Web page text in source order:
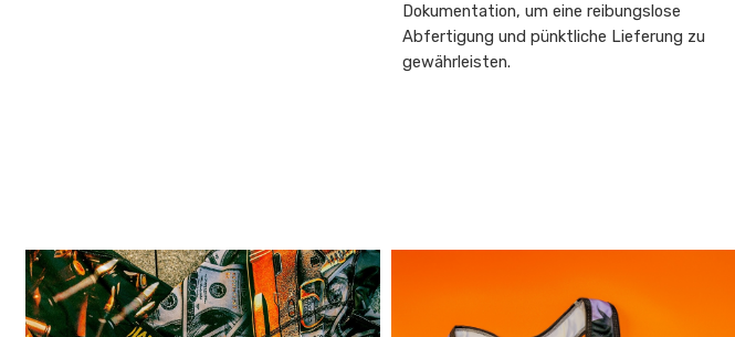
Dokumentation, um eine reibungslose
Abfertigung und pünktliche Lieferung zu
gewährleisten.